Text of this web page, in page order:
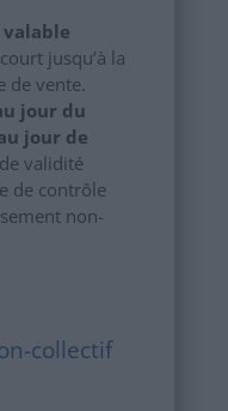
valable
jusqu’à la
de vente.
jour du
jour de
validité
de contrôle
non-
collectif